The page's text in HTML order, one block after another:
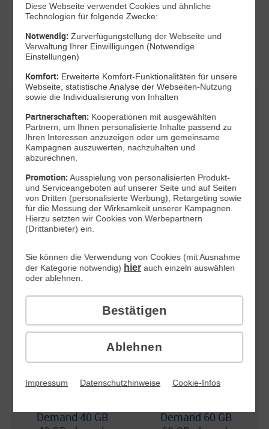
Unlimited on
Demand 80 GB
Flat Telefonie
(0ct/Min.)
All-Net-Flat 20
GB
20 GB, nach
Verbrauch des
monatlichen
Datenvolumens
mit max.
64 kBit/s
GB
40 GB, nach
Verbrauch des
Datenvolumens
mit max.
64 kBit/s
All-Net-Flat 60
GB
60 GB, nach
Verbrauch des
monatlichen
Datenvolumens
All-Net-Flat 80
GB
Verbrauch des
monatlichen
Datenvolumens
Demand 40 GB
Demand 60 GB
Diese Webseite verwendet Cookies und ähnliche
Technologien für folgende Zwecke:
Notwendig: Zurverfügungstellung der Webseite und
Verwaltung Ihrer Einwilligungen (Notwendige
Einstellungen)
Komfort: Erweiterte Komfort-Funktionalitäten für unsere
Webseite, statistische Analyse der Webseiten-Nutzung
sowie die Individualisierung von Inhalten
Partnerschaften: Kooperationen mit ausgewählten
Partnern, um Ihnen personalisierte Inhalte passend zu
Ihren Interessen anzuzeigen oder um gemeinsame
Kampagnen auszuwerten, nachzuhalten und
abzurechnen.
Promotion:Ausspielung von personalisierten Produkt-
und Serviceangeboten auf unserer Seite und auf Seiten
von Dritten (personalisierte Werbung), Retargeting sowie
für die Messung der Wirksamkeit unserer Kampagnen.
Hierzu setzten wir Cookies von Werbepartnern
(Drittanbieter) ein.
Ablehnen
Sie können die Verwendung von Cookies (mit Ausnahme
der Kategorie notwendig) hierauch einzeln auswählen
oder ablehnen.
Bestätigen
Impressum Datenschutzhinweise Cookie-Infos